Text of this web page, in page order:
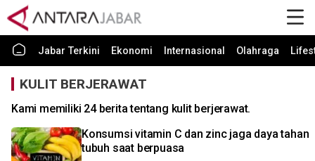
Jabar Terkini Ekonomi Internasional Olahraga
KULIT BERJERAWAT
Kami memiliki 24 berita tentang kulit berjerawat.
Konsumsi vitamin C dan zinc jaga daya tahan
tubuh saat berpuasa